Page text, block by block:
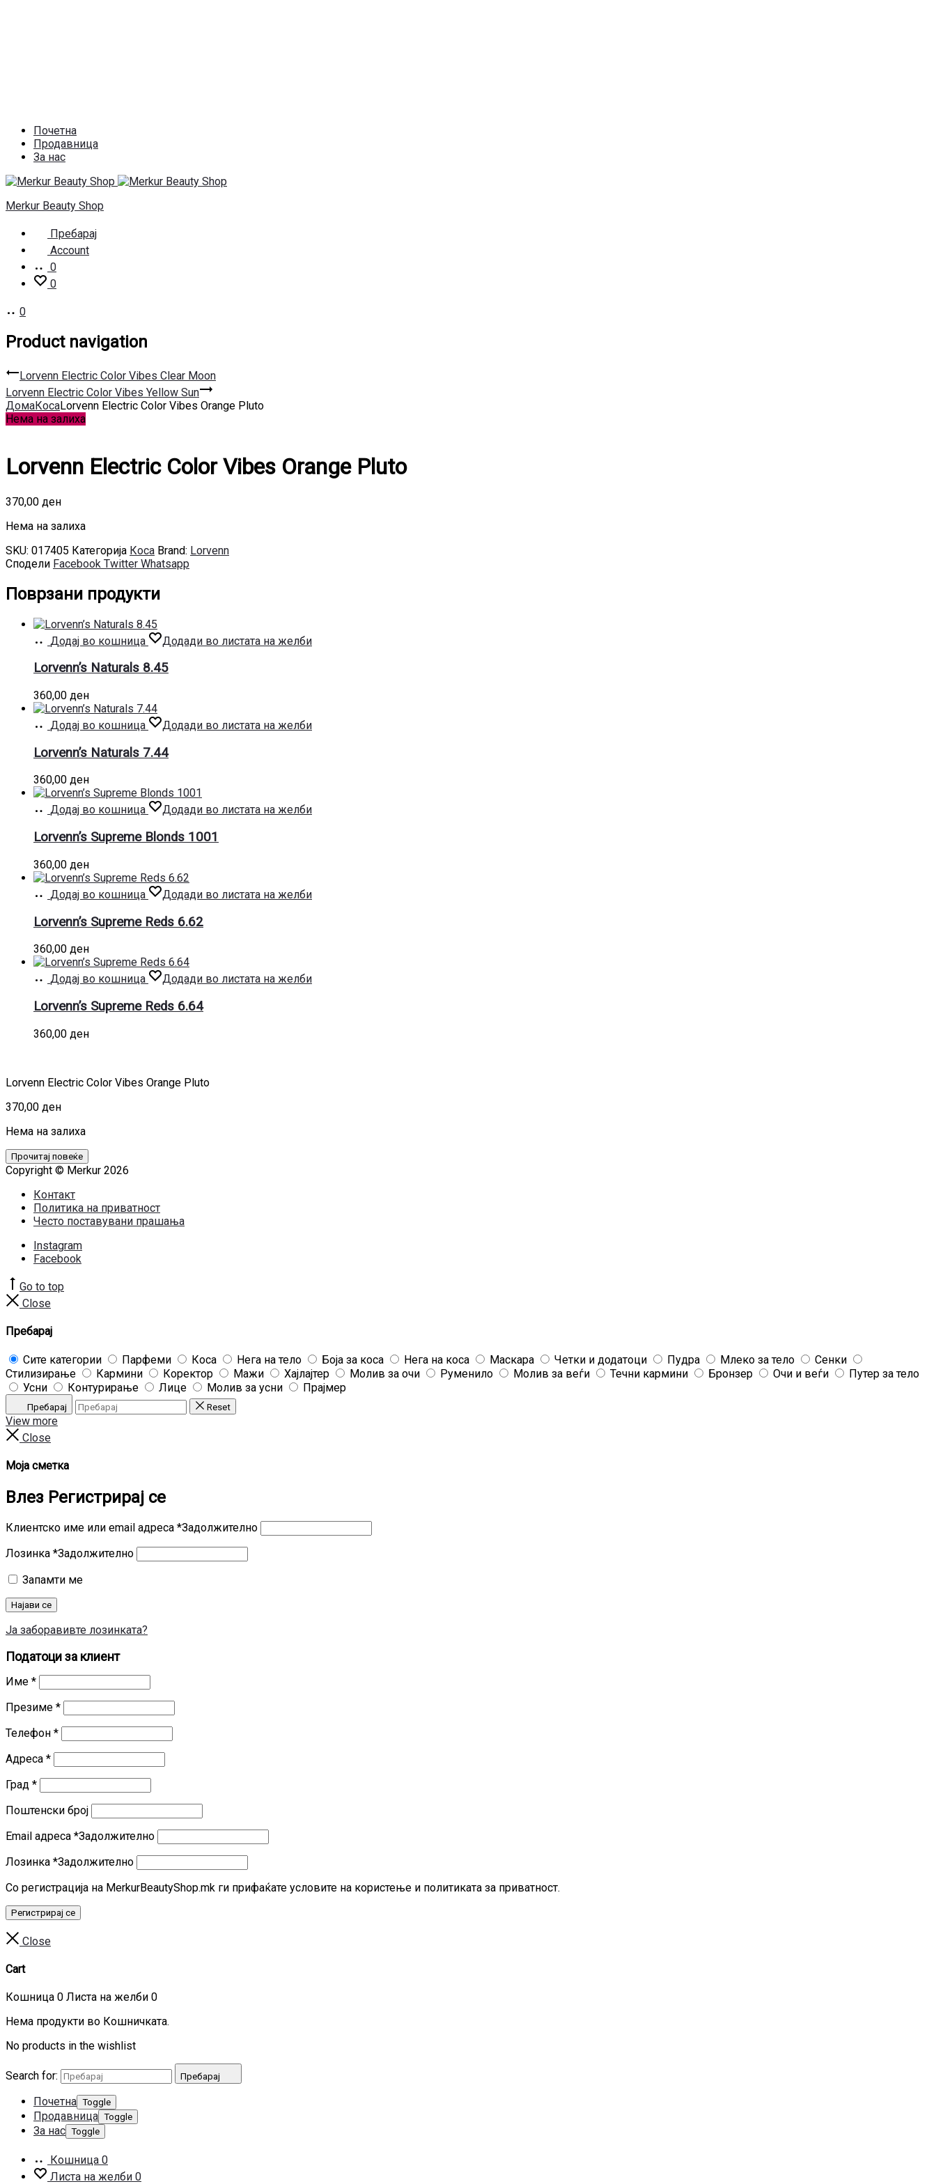
Почетна
Продавница
За нас
Merkur Beauty Shop
Пребарај
Account
0
0
0
Product navigation
Lorvenn Electric Color Vibes Clear Moon
Lorvenn Electric Color Vibes Yellow Sun
ДомаКосаLorvenn Electric Color Vibes Orange Pluto
Нема на залиха
Lorvenn Electric Color Vibes Orange Pluto
370,00 ден
Нема на залиха
SKU: 017405 Категорија Коса Brand: Lorvenn
Сподели Facebook Twitter Whatsapp
Поврзани продукти
Додај во кошница Додади во листата на желби
Lorvenn’s Naturals 8.45
360,00 ден
Додај во кошница Додади во листата на желби
Lorvenn’s Naturals 7.44
360,00 ден
Додај во кошница Додади во листата на желби
Lorvenn’s Supreme Blonds 1001
360,00 ден
Додај во кошница Додади во листата на желби
Lorvenn’s Supreme Reds 6.62
360,00 ден
Додај во кошница Додади во листата на желби
Lorvenn’s Supreme Reds 6.64
360,00 ден
Lorvenn Electric Color Vibes Orange Pluto
370,00 ден
Нема на залиха
Прочитај повеќе
Copyright © Merkur 2026
Контакт
Политика на приватност
Често поставувани прашања
Instagram
Facebook
Go to top
Close
Пребарај
Сите категории Парфеми Коса Нега на тело Боја за коса Нега на коса Маскара Четки и додатоци Пудра Млеко за тело
Сенки
Стилизирање
Кармини Коректор Мажи Хајлајтер Молив за очи Руменило Молив за веѓи Течни кармини Бронзер Очи и веѓи
Путер за тело
Усни
Контурирање Лице Молив за усни Прајмер
Пребарај Reset
View more
Close
Моја сметка
Влез Регистрирај се
Клиентско име или email адреса *Задолжително
Лозинка *Задолжително
Запамти ме
Најави се
Ја заборавивте лозинката?
Податоци за клиент
Име *
Презиме *
Телефон *
Адреса *
Град *
Поштенски број
Email адреса *Задолжително
Лозинка *Задолжително
Со регистрација на MerkurBeautyShop.mk ги прифаќате условите на користење и политиката за приватност.
Регистрирај се
Close
Cart
Кошница 0 Листа на желби 0
Нема продукти во Кошничката.
No products in the wishlist
Search for: Пребарај
Почетна Toggle
Продавница Toggle
За нас Toggle
Кошница 0
Листа на желби 0